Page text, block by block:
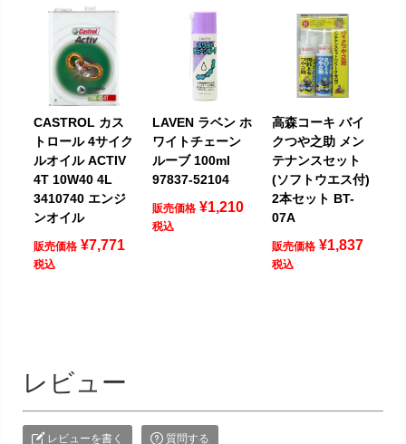
CASTROL カス
トロール 4サイク
ルオイル ACTIV
4T 10W40 4L
3410740 エンジ
ンオイル
販売価格 ¥7,771
税込
LAVEN ラベン ホ
ワイトチェーン
ルーブ 100ml
97837-52104
販売価格 ¥1,210
税込
高森コーキ バイ
クつや之助 メン
テナンスセット
(ソフトウエス付)
2本セット BT-
07A
販売価格 ¥1,837
税込
レビュー
レビューを書く 質問する